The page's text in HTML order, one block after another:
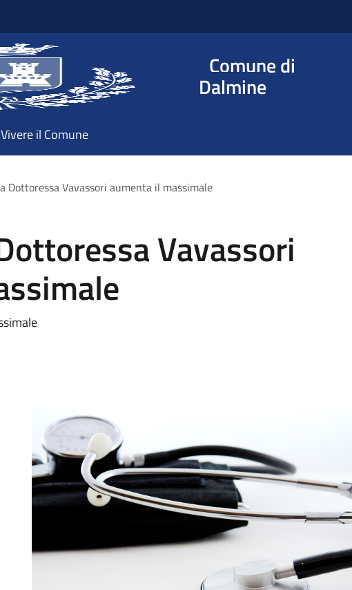
Comune di
Dalmine
Vivere il Comune
Dottoressa Vavassori aumenta il massimale
Vavassori